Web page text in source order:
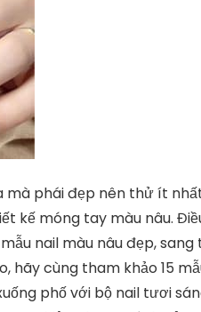
mà phái đẹp nên thử ít
kế móng tay màu nâu.
nail màu nâu đẹp, sang
hãy cùng tham khảo 15
phố với bộ nail tươi